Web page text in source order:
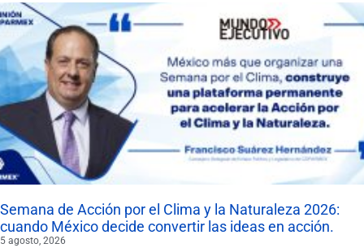
Semana de Acción por el Clima y la Naturaleza 2026:
cuando México decide convertir las ideas en acción.
5 agosto, 2026